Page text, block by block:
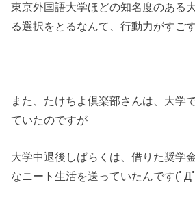
東京外国語大学ほどの知名度のある
る選択をとるなんて、行動力がすご
また、たけちよ倶楽部さんは、大学
ていたのですが
大学中退後しばらくは、借りた奨学
なニート生活を送っていたんです(ﾟД